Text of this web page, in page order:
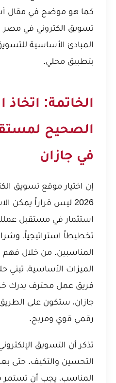
كما هو موضح في مقال
تسويق الكتروني في مصر
المبادئ الأساسية
بتطبيق محلي.
الخاتمة: اتخاذ
الصحيح
في جازان
إن اختيار موقع تسويق
2026 ليس قراراً يمكن
استثمار في مستقبل
تخطيطاً استراتيجياً،
المناسبين. من خلال فهم
الميزات الأساسية، تبني
فريق عمل محترف يدرك
جازان، ستكون على
رقمي قوي ومربح.
تذكر أن التسويق
التحسين والتكيف. حتى
المناسب، يجب أن تستمر